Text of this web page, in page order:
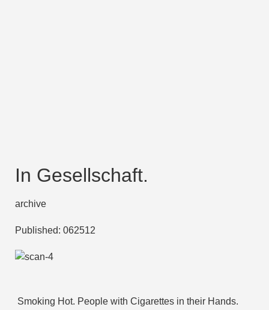
In Gesellschaft.
archive
Published: 062512
Smoking Hot. People with Cigarettes in their Hands.